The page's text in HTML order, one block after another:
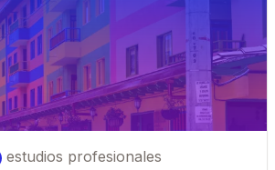
estudios profesionales